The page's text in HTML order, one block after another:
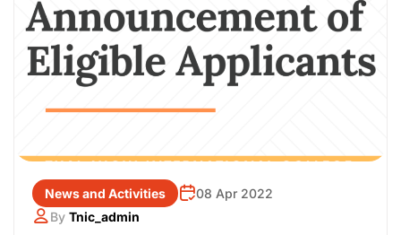
News and Activities
08 Apr 2022
By Tnic_admin